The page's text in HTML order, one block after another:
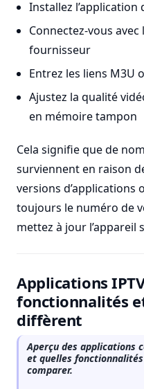
Installez
Connectez-vous
fournisseur
Entrez les liens M3U
Ajustez la qualité
en mémoire tampon
Cela signifie que de
surviennent en raison
versions d’applications
toujours le numéro de
mettez à jour l’appareil
Applications
fonctionnalités
diffèrent
Aperçu des applications
et quelles
comparer.